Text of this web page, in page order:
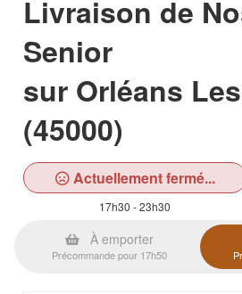
Livraison de
Senior
sur Orléans
(45000)
Actuellement fermé...
17h30 - 23h30
À emporter
Précommande pour 17h50